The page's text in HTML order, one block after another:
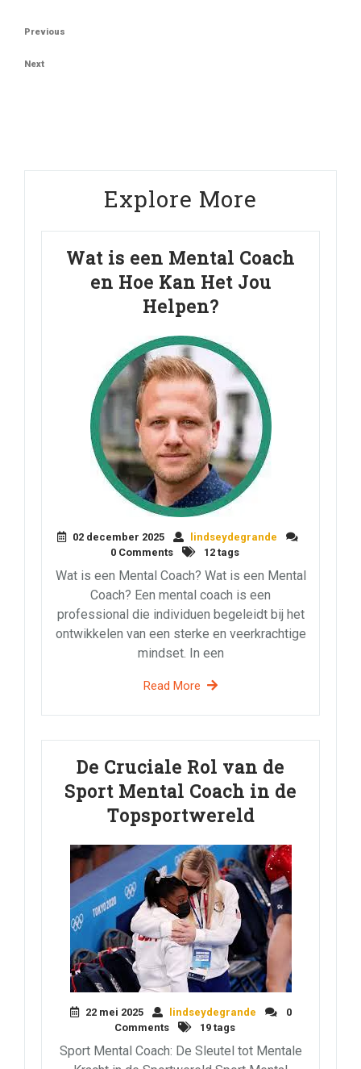
Berichtnavigatie
Previous
Previous
Next
Next
Explore More
Wat is een Mental Coach
en Hoe Kan Het Jou
Helpen?
02 december 2025
lindseydegrande
0 Comments
12 tags
Wat is een Mental Coach? Wat is een Mental
Coach? Een mental coach is een
professional die individuen begeleidt bij het
ontwikkelen van een sterke en veerkrachtige
mindset. In een
Read More
De Cruciale Rol van de
Sport Mental Coach in de
Topsportwereld
22 mei 2025 lindseydegrande
0
Comments
19 tags
Sport Mental Coach: De Sleutel tot Mentale